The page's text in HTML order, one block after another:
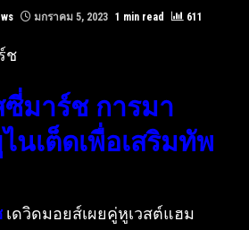
มกราคม 5, 2023 1 min read 611
ซี่มาร์ช การมา
นเต็ดเพื่อเสริมทัพ
เดวิดมอยส์เผยคู่หูเวสต์แฮม